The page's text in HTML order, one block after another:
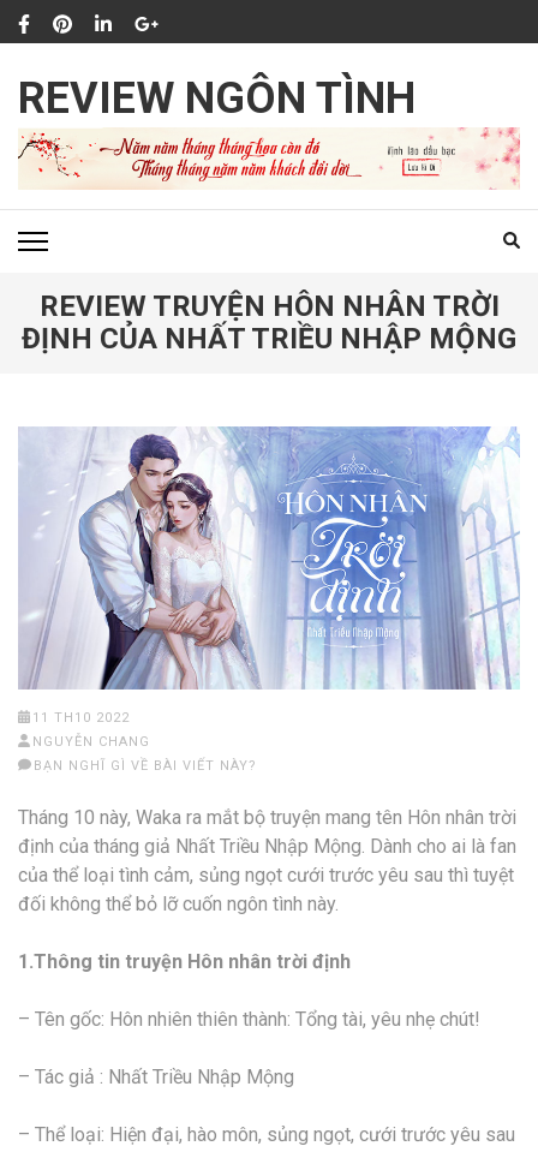
qua
nội
dung
(ấn
Enter)
REVIEW NGÔN TÌNH
REVIEW TRUYỆN HÔN NHÂN TRỜI
ĐỊNH CỦA NHẤT TRIỀU NHẬP MỘNG
11 TH10 2022
NGUYỄN CHANG
BẠN NGHĨ GÌ VỀ BÀI VIẾT NÀY?
Tháng 10 này, Waka ra mắt bộ truyện mang tên Hôn nhân trời
định của tháng giả Nhất Triều Nhập Mộng. Dành cho ai là fan
của thể loại tình cảm, sủng ngọt cưới trước yêu sau thì tuyệt
đối không thể bỏ lỡ cuốn ngôn tình này.
1.Thông tin truyện Hôn nhân trời định
– Tên gốc: Hôn nhiên thiên thành: Tổng tài, yêu nhẹ chút!
– Tác giả : Nhất Triều Nhập Mộng
– Thể loại: Hiện đại, hào môn, sủng ngọt, cưới trước yêu sau